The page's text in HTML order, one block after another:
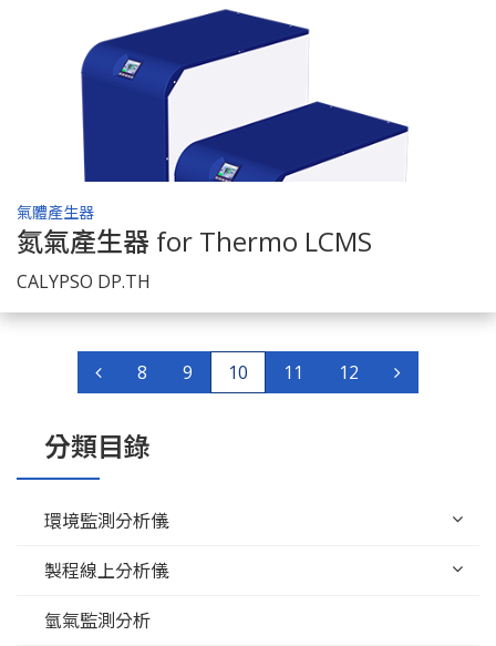
氣體產生器
氮氣產生器 for Thermo LCMS
CALYPSO DP.TH
8 9 10 11 12
分類目錄
環境監測分析儀
製程線上分析儀
氫氣監測分析